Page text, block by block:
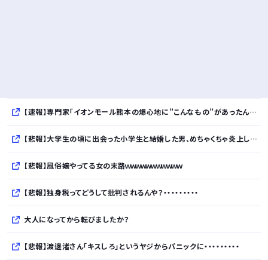
【速報】専門家「イオンモール熊本の爆心地に”こんなもの”があったんだけど…」
【悲報】大学生の頃に出会った小学生と結婚した男、めちゃくちゃ炎上してしまうwwwwwwwww
【悲報】風俗嬢やってる女の末路ｗｗｗｗｗｗｗｗｗｗｗ
【悲報】独身税ってどうして批判されるんや？・・・・・・・・・
大人になってから転びましたか？
【悲報】渡邊渚さん「キスしろ」というヤジからパニックに・・・・・・・・・